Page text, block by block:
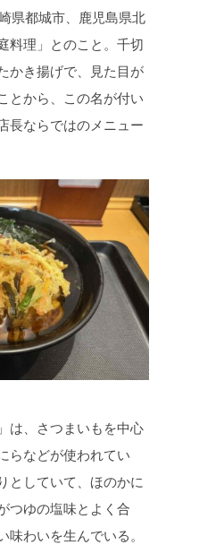
県都城市、鹿児島県北
料理」とのこと。千切
かき揚げで、見た目が
とから、この名が付い
長ならではのメニュー
は、さつまいもを中心
らなどが使われてい
としていて、ほのかに
つゆの塩味とよく合
味わいを生んでいる。